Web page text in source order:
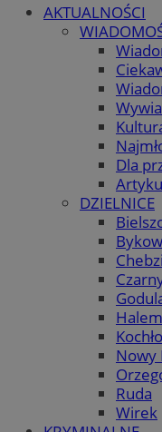
AKTUALNOŚCI
Dla
DZIELNICE
Nowy
Ruda
Wirek